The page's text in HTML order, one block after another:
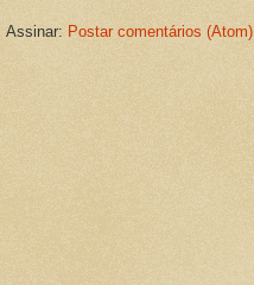
Assinar: Postar comentários (Atom)